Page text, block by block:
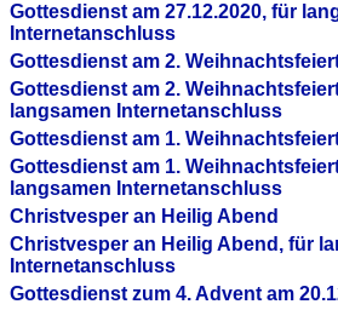
Gottesdienst am 27.12.2020, für
Internetanschluss
Gottesdienst am 2.
Gottesdienst am 2.
langsamen Internetanschluss
Gottesdienst am 1.
Gottesdienst am 1.
langsamen Internetanschluss
Christvesper an Heilig Abend
Christvesper an Heilig Abend, für
Internetanschluss
Gottesdienst zum 4. Advent am